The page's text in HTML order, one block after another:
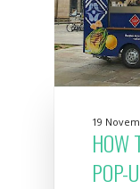
19
HOW
POP-